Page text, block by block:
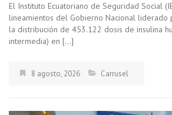
El Instituto Ecuatoriano de Seguridad Social
lineamientos del Gobierno Nacional liderado
la distribución de 453.122 dosis de insulina
intermedia) en […]
8 agosto, 2026 Carrusel